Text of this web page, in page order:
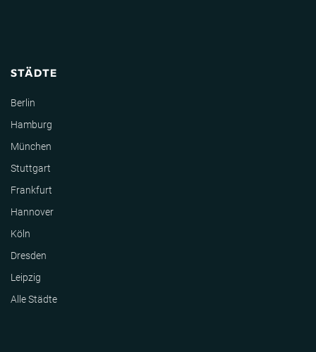
STÄDTE
Berlin
Hamburg
München
Stuttgart
Frankfurt
Hannover
Köln
Dresden
Leipzig
Alle Städte